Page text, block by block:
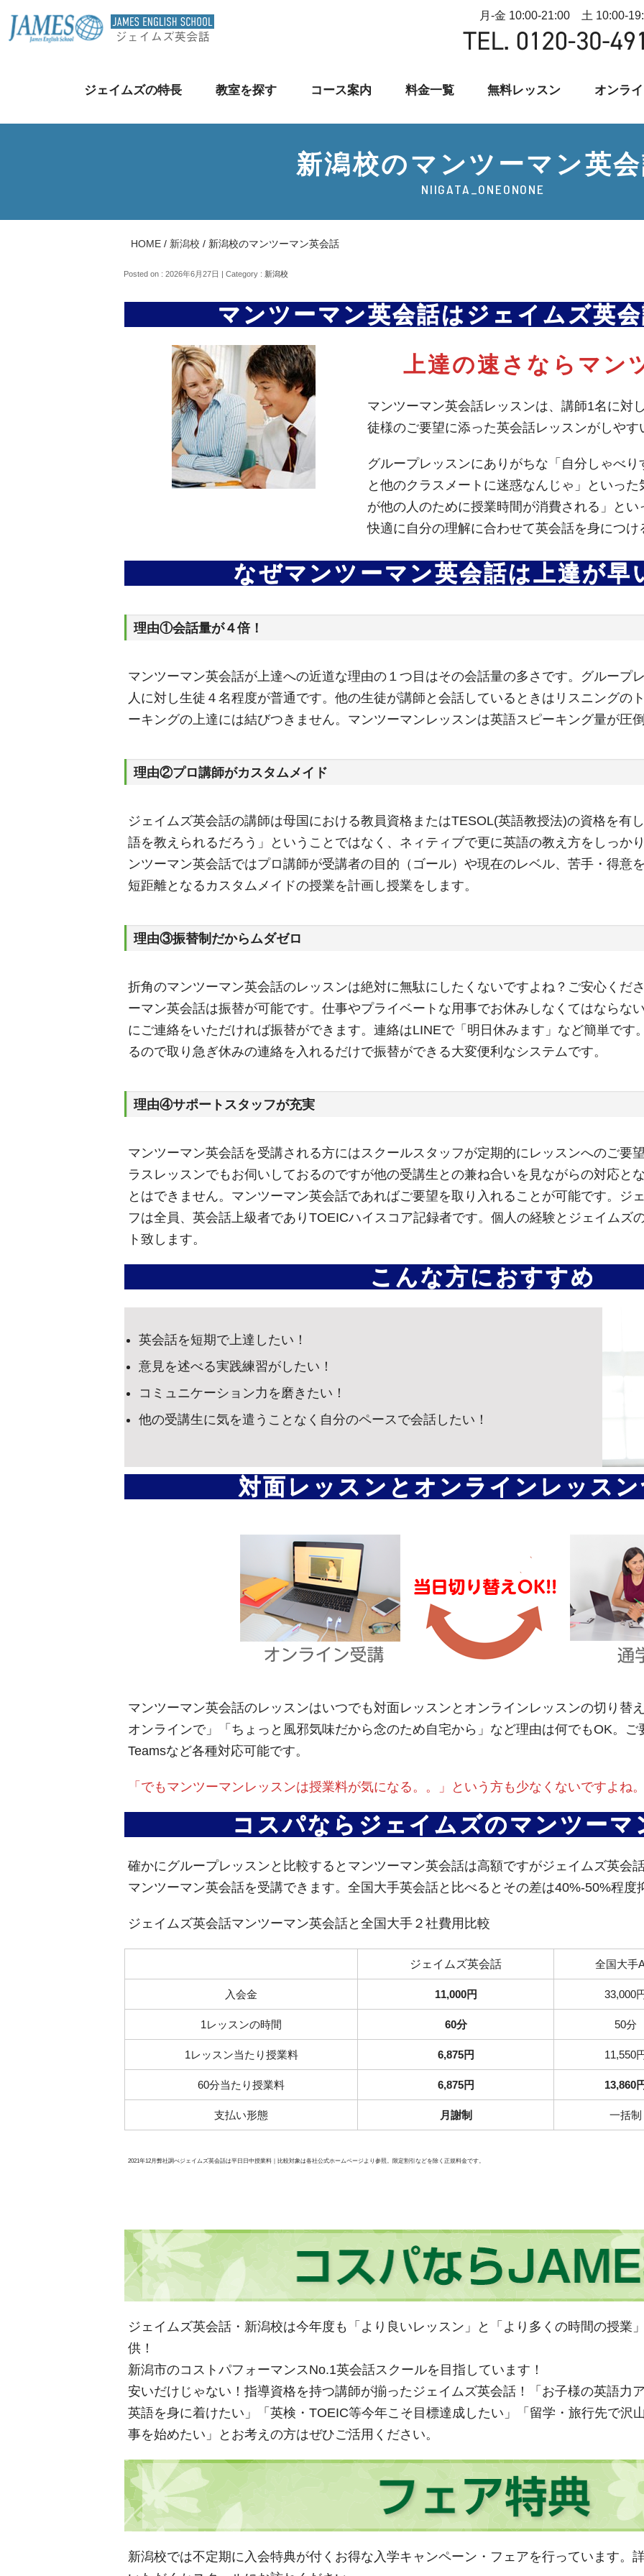
月-金 10:00-21:00 土 10:00-
ジェイムズの特長 教室を探す コース案内 料金一覧 無料レッスン オンラ
新潟校のマンツーマン英
NIIGATA_ONEONONE
HOME / 新潟校 / 新潟校のマンツーマン英会話
Posted on : 2026年6月27日 | Category : 新潟校
マンツーマン英会話はジェイムズ英
上達の速さならマン
マンツーマン英会話レッスンは、講師1名に対
徒様のご要望に添った英会話レッスンがしやす
グループレッスンにありがちな「自分しゃべ
と他のクラスメートに迷惑なんじゃ」といっ
が他の人のために授業時間が消費される」と
快適に自分の理解に合わせて英会話を身につけ
なぜマンツーマン英会話は上達が早
理由①会話量が４倍！
マンツーマン英会話が上達への近道な理由の１つ目はその会話量の多さです。グループ
人に対し生徒４名程度が普通です。他の生徒が講師と会話しているときはリスニングの
ーキングの上達には結びつきません。マンツーマンレッスンは英語スピーキング量が圧
理由②プロ講師がカスタムメイド
ジェイムズ英会話の講師は母国における教員資格またはTESOL(英語教授法)の資格を有
語を教えられるだろう」ということではなく、ネィティブで更に英語の教え方をしっか
ンツーマン英会話ではプロ講師が受講者の目的（ゴール）や現在のレベル、苦手・得意
短距離となるカスタムメイドの授業を計画し授業をします。
理由③振替制だからムダゼロ
折角のマンツーマン英会話のレッスンは絶対に無駄にしたくないですよね？ご安心くだ
ーマン英会話は振替が可能です。仕事やプライベートな用事でお休みしなくてはならな
にご連絡をいただければ振替ができます。連絡はLINEで「明日休みます」など簡単です
るので取り急ぎ休みの連絡を入れるだけで振替ができる大変便利なシステムです。
理由④サポートスタッフが充実
マンツーマン英会話を受講される方にはスクールスタッフが定期的にレッスンへのご要
ラスレッスンでもお伺いしておるのですが他の受講生との兼ね合いを見ながらの対応と
とはできません。マンツーマン英会話であればご要望を取り入れることが可能です。ジ
フは全員、英会話上級者でありTOEICハイスコア記録者です。個人の経験とジェイムズ
ト致します。
こんな方におすすめ
英会話を短期で上達したい！
意見を述べる実践練習がしたい！
コミュニケーション力を磨きたい！
他の受講生に気を遣うことなく自分のペースで会話したい！
対面レッスンとオンラインレッス
マンツーマン英会話のレッスンはいつでも対面レッスンとオンラインレッスンの切り替
オンラインで」「ちょっと風邪気味だから念のため自宅から」など理由は何でもOK。
Teamsなど各種対応可能です。
「でもマンツーマンレッスンは授業料が気になる。。」という方も少なくないですよね
コスパならジェイムズのマンツーマ
確かにグループレッスンと比較するとマンツーマン英会話は高額ですがジェイムズ英会
マンツーマン英会話を受講できます。全国大手英会話と比べるとその差は40%-50%程度
ジェイムズ英会話マンツーマン英会話と全国大手２社費用比較
ジェイムズ英会話 全国大手
入会金 11,000円 33,000
1レッスンの時間 60分 50分
1レッスン当たり授業料 6,875円 11,550
60分当たり授業料 6,875円 13,860
支払い形態 月謝制 一括制
2021年12月弊社調べジェイムズ英会話は平日日中授業料｜比較対象は各社公式ホームページより参照。限定割引などを除く正規料金です。
ジェイムズ英会話・新潟校は今年度も「より良いレッスン」と「より多くの時間の授業
供！
新潟市のコストパフォーマンスNo.1英会話スクールを目指しています！
安いだけじゃない！指導資格を持つ講師が揃ったジェイムズ英会話！「お子様の英語力
英語を身に着けたい」「英検・TOEIC等今年こそ目標達成したい」「留学・旅行先で沢
事を始めたい」とお考えの方はぜひご活用ください。
新潟校では不定期に入会特典が付くお得な入学キャンペーン・フェアを行っています。